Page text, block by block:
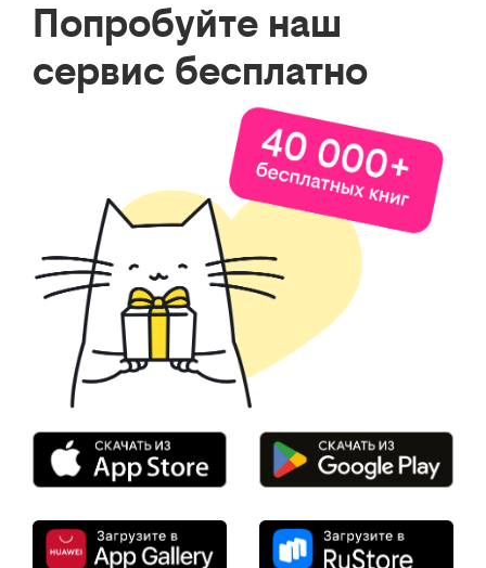
Попробуйте наш
сервис бесплатно